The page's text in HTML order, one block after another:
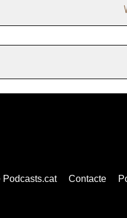
Podcasts.cat Contacte